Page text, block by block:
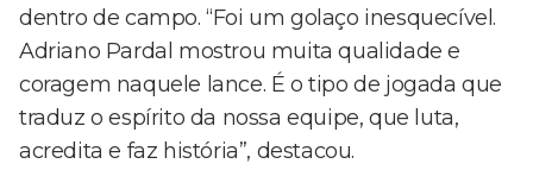
dentro de campo. “Foi um golaço inesquecível.
Adriano Pardal mostrou muita qualidade e
coragem naquele lance. É o tipo de jogada que
traduz o espírito da nossa equipe, que luta,
acredita e faz história”, destacou.